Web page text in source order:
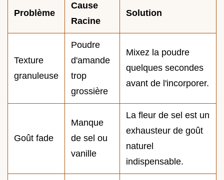
Problème
Cause
Racine
Solution
Texture
granuleuse
Poudre
d'amande
trop
grossière
Mixez la poudre
quelques secondes
avant de l'incorporer.
Goût fade
Manque
de sel ou
vanille
La fleur de sel est un
exhausteur de goût
naturel
indispensable.